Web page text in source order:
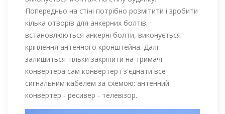
Попередньо на стіні потрібно розмітити і зробити
кілька отворів для анкерних болтів.
встановлюються анкерні болти, виконується
кріплення антенного кронштейна. Далі
залишиться тільки закріпити на тримачі
конвертера сам конвертер і з'єднати все
сигнальним кабелем за схемою: антенний
конвертер - ресивер - телевізор.